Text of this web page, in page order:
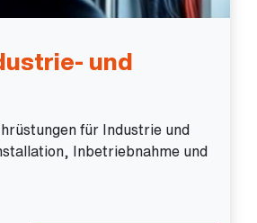
und
für Industrie und
Inbetriebnahme und